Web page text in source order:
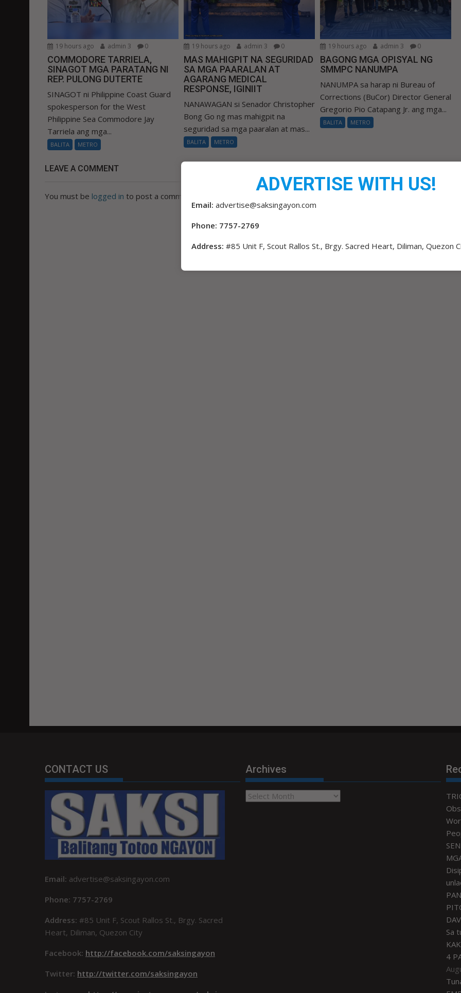
19 hours ago admin 3 0
COMMODORE TARRIELA,
SINAGOT MGA PARATANG NI
REP. PULONG DUTERTE
SINAGOT ni Philippine Coast Guard
spokesperson for the West
Philippine Sea Commodore Jay
Tarriela ang mga...
BALITA METRO
19 hours ago admin 3 0
MAS MAHIGPIT NA SEGURIDAD
SA MGA PAARALAN AT
AGARANG MEDICAL
RESPONSE, IGINIIT
NANAWAGAN si Senador Christopher
Bong Go ng mas mahigpit na
seguridad sa mga paaralan at mas...
BALITA METRO
19 hours ago admin 3 0
BAGONG MGA OPISYAL NG
SMMPC NANUMPA
NANUMPA sa harap ni Bureau of
Corrections (BuCor) Director General
Gregorio Pio Catapang Jr. ang mga...
BALITA METRO
LEAVE A COMMENT
You must be logged in to post a comment.
CONTACT US
Email: advertise@saksingayon.com
Phone: 7757-2769
Address: #85 Unit F, Scout Rallos St., Brgy. Sacred
Heart, Diliman, Quezon City
Facebook: http://facebook.com/saksingayon
Twitter: http://twitter.com/saksingayon
Archives
Archives
Sa
4
ADVERTISE WITH US!
Email: advertise@saksingayon.com
Phone: 7757-2769
Address: #85 Unit F, Scout Rallos St., Brgy. Sacred Heart, Diliman, Quezon